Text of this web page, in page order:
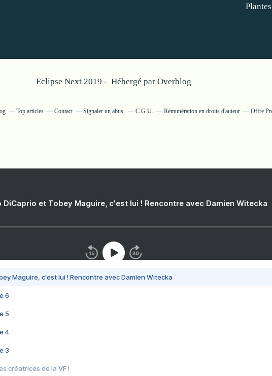
Plantes
Eclipse Next 2019 - Hébergé par Overblog
Top articles Contact Signaler un abus C.G.U. Rémunération en droits d'auteur Offre
DiCaprio et Tobey Maguire, c'est lui ! Rencontre avec Damien Witecka
Maguire, c'est lui ! Rencontre avec Damien Witecka
6
5
4
3
créatrices de la VF !